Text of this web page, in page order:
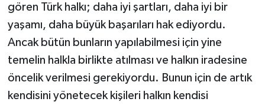
gören Türk halkı; daha iyi şartları, daha iyi bir
yaşamı, daha büyük başarıları hak ediyordu.
Ancak bütün bunların yapılabilmesi için yine
temelin halkla birlikte atılması ve halkın iradesine
öncelik verilmesi gerekiyordu. Bunun için de artık
kendisini yönetecek kişileri halkın kendisi